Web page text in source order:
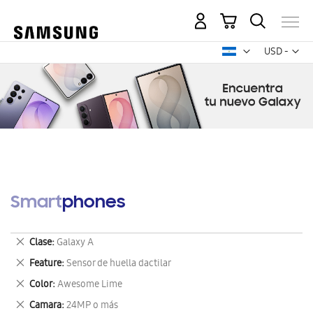
USD -
dólar
Mi carrito
Smartphones
Clase Galaxy A
Eliminar
este
artículo
Feature Sensor de huella dactilar
Eliminar
este
artículo
Color Awesome Lime
Eliminar
este
Camara 24MP o más
Eliminar